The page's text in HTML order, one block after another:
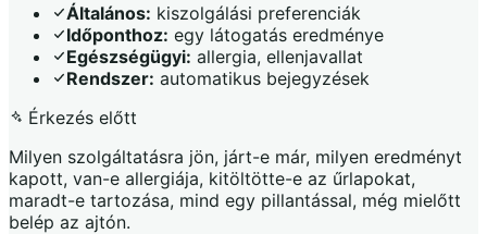
Általános: kiszolgálási preferenciák
Időponthoz: egy látogatás eredménye
Egészségügyi: allergia, ellenjavallat
Rendszer: automatikus bejegyzések
Érkezés előtt
Milyen szolgáltatásra jön, járt-e már, milyen eredményt
kapott, van-e allergiája, kitöltötte-e az űrlapokat,
maradt-e tartozása, mind egy pillantással, még mielőtt
belép az ajtón.